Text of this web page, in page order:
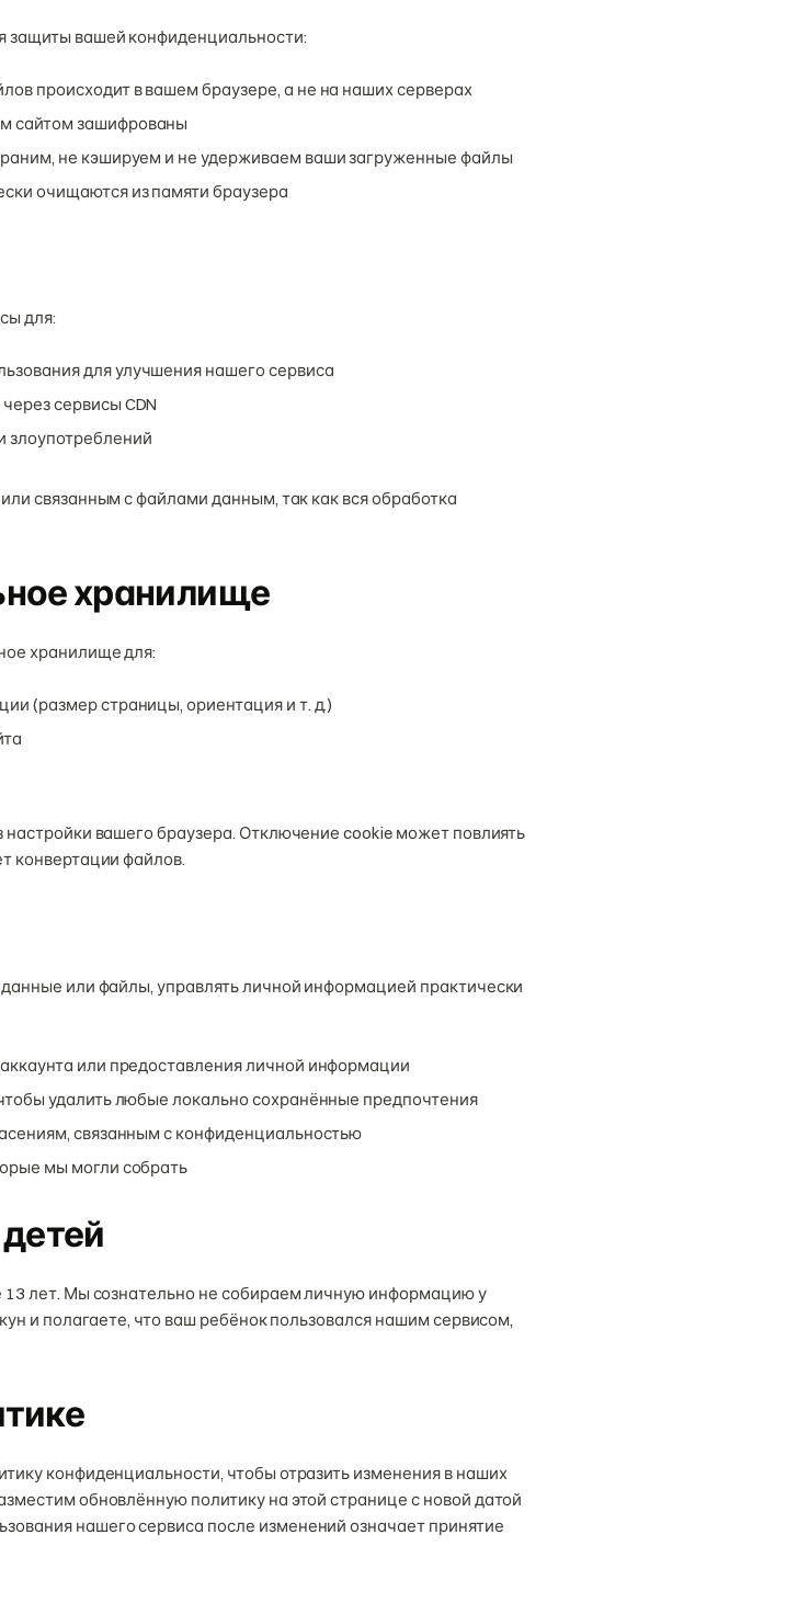
защиты вашей конфиденциальности:
происходит в вашем браузере, а не на наших серверах
сайтом зашифрованы
не кэшируем и не удерживаем ваши загруженные файлы
очищаются из памяти браузера
для:
для улучшения нашего сервиса
сервисы CDN
злоупотреблений
связанным с файлами данным, так как вся обработка
хранилище
хранилище для:
(размер страницы, ориентация и т. д.)
вашего браузера. Отключение cookie может повлиять
конвертации файлов.
или файлы, управлять личной информацией практически
или предоставления личной информации
удалить любые локально сохранённые предпочтения
связанным с конфиденциальностью
мы могли собрать
лет. Мы сознательно не собираем личную информацию у
и полагаете, что ваш ребёнок пользовался нашим сервисом,
конфиденциальности, чтобы отразить изменения в наших
обновлённую политику на этой странице с новой датой
нашего сервиса после изменений означает принятие